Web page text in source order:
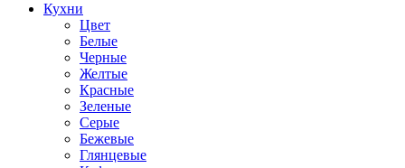
Кухни
Цвет
Белые
Черные
Желтые
Красные
Зеленые
Серые
Бежевые
Глянцевые